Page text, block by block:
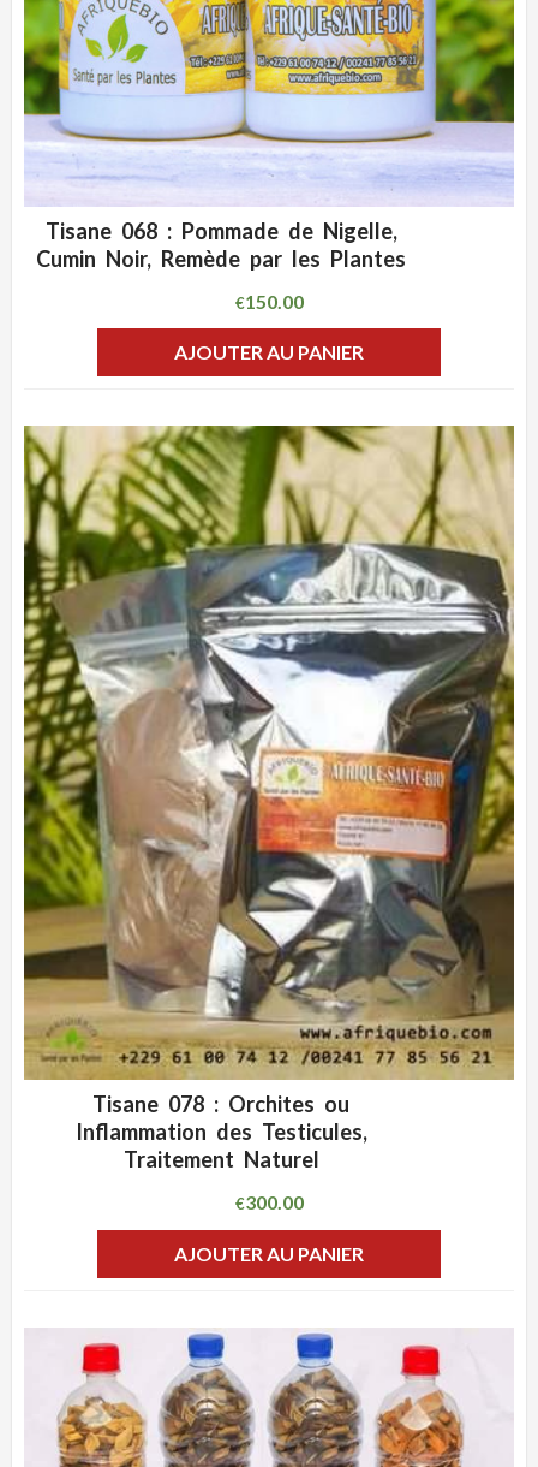
CLIQUEZ POUR VOIR
ADD WISHLIST
Tisane 068 : Pommade de Nigelle,
Cumin Noir, Remède par les Plantes
€150.00
AJOUTER AU PANIER
ADD WISHLIST
Tisane 078 : Orchites ou
Inflammation des Testicules,
Traitement Naturel
€300.00
AJOUTER AU PANIER